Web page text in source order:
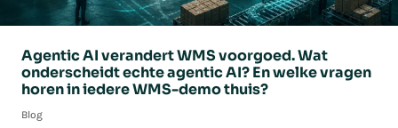
Agentic AI verandert WMS voorgoed. Wat
onderscheidt echte agentic AI? En welke vragen
horen in iedere WMS-demo thuis?
Blog